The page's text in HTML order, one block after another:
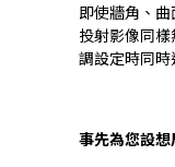
即使牆角、
投射影像同
調設定時同時
事先為您設